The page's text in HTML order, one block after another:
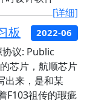
[详细]
2022-06
板
议: Public
芯片，航顺芯片
出来，是和某
F103祖传的瑕疵